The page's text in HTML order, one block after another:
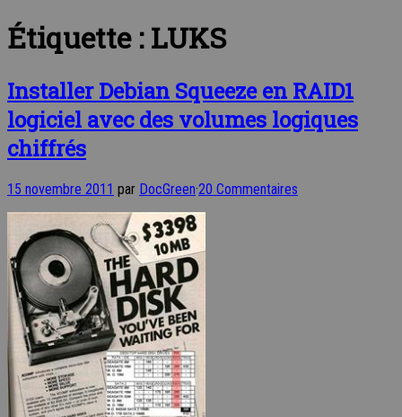
Étiquette :LUKS
Installer Debian Squeeze en RAID1
logiciel avec des volumes logiques
chiffrés
15 novembre 2011 par DocGreen·20 Commentaires